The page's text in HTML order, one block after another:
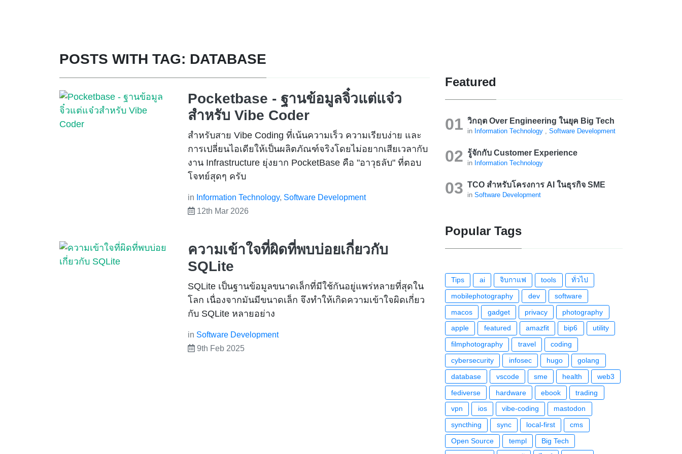
POSTS WITH TAG: DATABASE
Pocketbase - ฐานข้อมูลจิ๋วแต่แจ๋ว
สำหรับ Vibe Coder
สำหรับสาย Vibe Coding ที่เน้นความเร็ว ความเรียบง่าย และ
การเปลี่ยนไอเดียให้เป็นผลิตภัณฑ์จริงโดยไม่อยากเสียเวลากับ
งาน Infrastructure ยุ่งยาก PocketBase คือ "อาวุธลับ" ที่ตอบ
โจทย์สุดๆ ครับ
in Information Technology, Software Development
12th Mar 2026
ความเข้าใจที่ผิดที่พบบ่อยเกี่ยวกับ
SQLite
SQLite เป็นฐานข้อมูลขนาดเล็กที่มีใช้กันอยู่แพร่หลายที่สุดใน
โลก เนื่องจากมันมีขนาดเล็ก จึงทำให้เกิดความเข้าใจผิดเกี่ยว
กับ SQLite หลายอย่าง
in Software Development
9th Feb 2025
Featured
วิกฤต Over Engineering ในยุค Big Tech
in Information Technology Software Development
รู้จักกับ Customer Experience
in Information Technology
TCO สำหรับโครงการ AI ในธุรกิจ SME
in Software Development
Popular Tags
Tips ai จิบกาแฟ tools
ทั่วไป
mobilephotography
dev
software
macos
gadget privacy
photography
apple
featured amazfit bip6
utility
filmphotography
travel
coding
cybersecurity
infosec hugo
golang
database
vscode sme health
web3
fediverse
hardware ebook
trading
vpn
ios vibe-coding
mastodon
syncthing
sync local-first
cms
Open Source
templ
Big Tech